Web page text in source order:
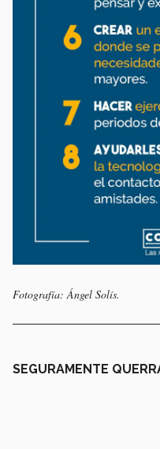
Fotografía: Ángel Solís.
SEGURAMENTE